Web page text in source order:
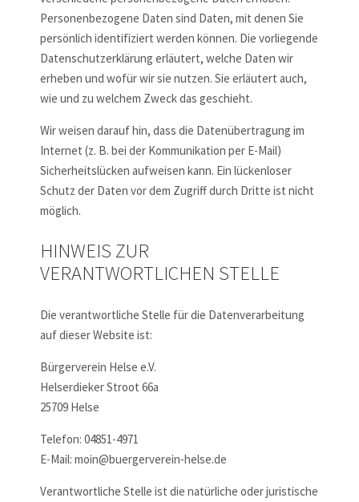
Personenbezogene Daten sind Daten, mit denen Sie
persönlich identifiziert werden können. Die vorliegende
Datenschutzerklärung erläutert, welche Daten wir
erheben und wofür wir sie nutzen. Sie erläutert auch,
wie und zu welchem Zweck das geschieht.
Wir weisen darauf hin, dass die Datenübertragung im
Internet (z. B. bei der Kommunikation per E-Mail)
Sicherheitslücken aufweisen kann. Ein lückenloser
Schutz der Daten vor dem Zugriff durch Dritte ist nicht
möglich.
HINWEIS ZUR
VERANTWORTLICHEN STELLE
Die verantwortliche Stelle für die Datenverarbeitung
auf dieser Website ist:
Bürgerverein Helse e.V.
Helserdieker Stroot 66a
25709 Helse
Telefon: 04851-4971
E-Mail: moin@buergerverein-helse.de
Verantwortliche Stelle ist die natürliche oder juristische